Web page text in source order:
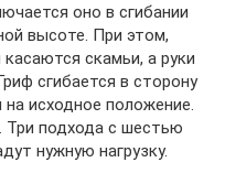
оно в сгибании
высоте. При этом,
скамьи, а руки
сгибается в сторону
исходное положение.
Три подхода с шестью
нужную нагрузку.